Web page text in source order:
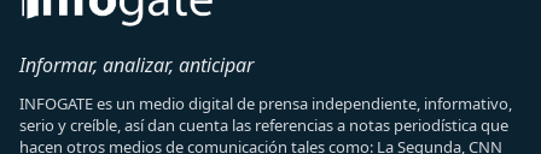
Informar, analizar, anticipar
INFOGATE es un medio digital de prensa independiente, informativo,
serio y creíble, así dan cuenta las referencias a notas periodística que
hacen otros medios de comunicación tales como: La Segunda, CNN